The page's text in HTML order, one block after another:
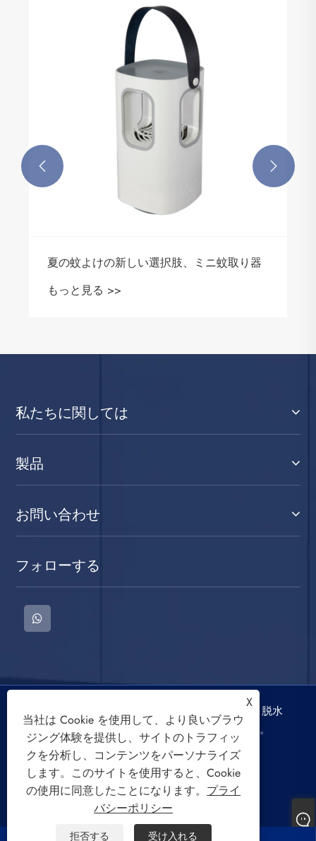
夏の蚊よけの新しい選択肢、ミニ蚊取り器
もっと見る >>
 
私たちに関しては
製品
お問い合わせ
フォローする
著作権 © 2022 慈渓三迪電器有限公司洗濯機、脱水
機、空冷ファンの著作権はすべて留保されます。
Sitemap RSS
XML
プライバシーポリシー
X
当社は Cookie を使用して、より良いブラウ
ジング体験を提供し、サイトのトラフィッ
クを分析し、コンテンツをパーソナライズ
します。このサイトを使用すると、Cookie
の使用に同意したことになります。 プライ
バシーポリシー
拒否する 受け入れる